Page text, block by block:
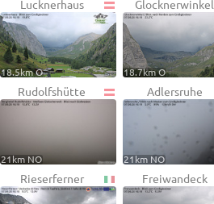
Lucknerhaus
18.5km O
Glocknerwinkel
18.7km O
Rudolfshütte
21km NO
Adlersruhe
21km NO
Rieserferner Freiwandeck